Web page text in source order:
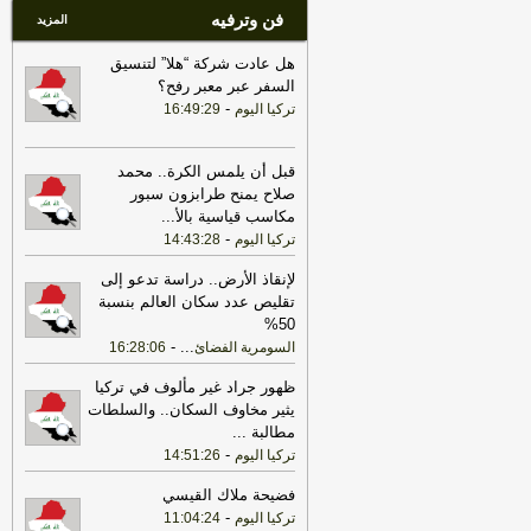
فن وترفيه المزيد
هل عادت شركة “هلا” لتنسيق
السفر عبر معبر رفح؟
تركيا اليوم -
16:49:29
قبل أن يلمس الكرة.. محمد
صلاح يمنح طرابزون سبور
مكاسب قياسية بالأ...
تركيا اليوم -
14:43:28
لإنقاذ الأرض.. دراسة تدعو إلى
تقليص عدد سكان العالم بنسبة
50%
السومرية الفضائ...
-
16:28:06
ظهور جراد غير مألوف في تركيا
يثير مخاوف السكان.. والسلطات
مطالبة ...
تركيا اليوم -
14:51:26
فضيحة ملاك القيسي
تركيا اليوم -
11:04:24